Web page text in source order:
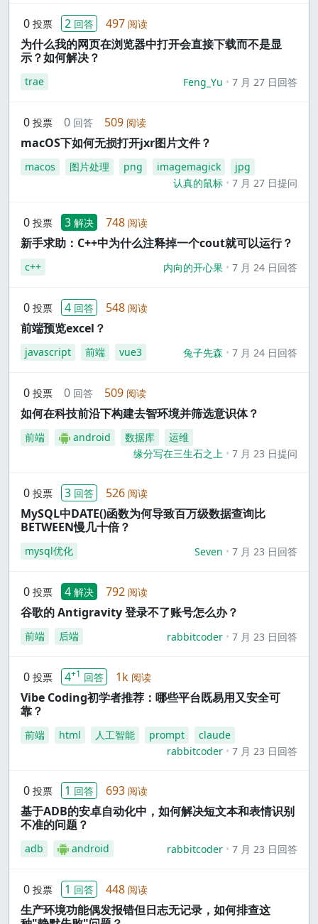
0 投票 2 回答 497 阅读
为什么我的网页在浏览器中打开会直接下载而不是显
示？如何解决？
trae Feng_Yu 7 月 27 日回答
0 投票 0 回答 509 阅读
macOS下如何无损打开jxr图片文件？
macos 图片处理 png imagemagick
jpg
认真的鼠标
7 月 27 日提问
0 投票 3 解决 748 阅读
新手求助：C++中为什么注释掉一个cout就可以运行？
c++ 内向的开心果 7 月 24 日回答
0 投票 4 回答 548 阅读
前端预览excel？
javascript 前端 vue3 兔子先森 7 月 24 日回答
0 投票 0 回答 509 阅读
如何在科技前沿下构建去智环境并筛选意识体？
前端 android 数据库
运维
缘分写在三生石之上
7 月 23 日提问
0 投票 3 回答 526 阅读
MySQL中DATE()函数为何导致百万级数据查询比
BETWEEN慢几十倍？
mysql优化 Seven 7 月 23 日回答
0 投票 4 解决 792 阅读
谷歌的 Antigravity 登录不了账号怎么办？
前端 后端 rabbitcoder 7 月 23 日回答
0 投票 4+1 回答 1k 阅读
Vibe Coding初学者推荐：哪些平台既易用又安全可
靠？
前端 html 人工智能 prompt
claude
rabbitcoder
7 月 23 日回答
0 投票 1 回答 693 阅读
基于ADB的安卓自动化中，如何解决短文本和表情识别
不准的问题？
adb android rabbitcoder 7 月 23 日回答
0 投票 1 回答 448 阅读
生产环境功能偶发报错但日志无记录，如何排查这